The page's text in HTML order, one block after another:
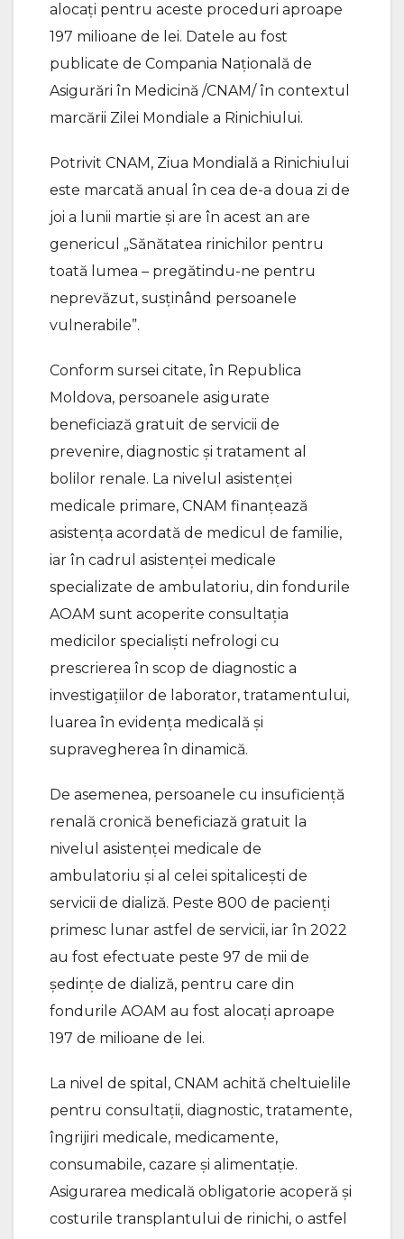
alocați pentru aceste proceduri aproape
197 milioane de lei. Datele au fost
publicate de Compania Naţională de
Asigurări în Medicină /CNAM/ în contextul
marcării Zilei Mondiale a Rinichiului.
Potrivit CNAM, Ziua Mondială a Rinichiului
este marcată anual în cea de-a doua zi de
joi a lunii martie și are în acest an are
genericul „Sănătatea rinichilor pentru
toată lumea – pregătindu-ne pentru
neprevăzut, susținând persoanele
vulnerabile”.
Conform sursei citate, în Republica
Moldova, persoanele asigurate
beneficiază gratuit de servicii de
prevenire, diagnostic şi tratament al
bolilor renale. La nivelul asistenţei
medicale primare, CNAM finanţează
asistența acordată de medicul de familie,
iar în cadrul asistenţei medicale
specializate de ambulatoriu, din fondurile
AOAM sunt acoperite consultaţia
medicilor specialişti nefrologi cu
prescrierea în scop de diagnostic a
investigaţiilor de laborator, tratamentului,
luarea în evidenţa medicală şi
supravegherea în dinamică.
De asemenea, persoanele cu insuficiență
renală cronică beneficiază gratuit la
nivelul asistenţei medicale de
ambulatoriu și al celei spitalicești de
servicii de dializă. Peste 800 de pacienți
primesc lunar astfel de servicii, iar în 2022
au fost efectuate peste 97 de mii de
ședințe de dializă, pentru care din
fondurile AOAM au fost alocați aproape
197 de milioane de lei.
La nivel de spital, CNAM achită cheltuielile
pentru consultaţii, diagnostic, tratamente,
îngrijiri medicale, medicamente,
consumabile, cazare şi alimentaţie.
Asigurarea medicală obligatorie acoperă și
costurile transplantului de rinichi, o astfel